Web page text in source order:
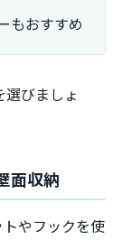
もおすすめ
びましょ
面収納
やフックを使